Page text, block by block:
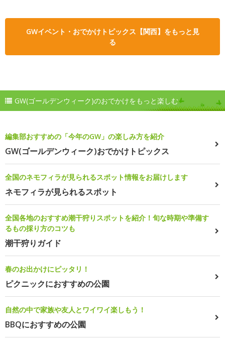
GWイベント・おでかけトピックス【関西】をもっと見
る
GW(ゴールデンウィーク)のおでかけをもっと楽しむ
編集部おすすめの「今年のGW」の楽しみ方を紹介
GW(ゴールデンウィーク)おでかけトピックス
全国のネモフィラが見られるスポット情報をお届けします
ネモフィラが見られるスポット
全国各地のおすすめ潮干狩りスポットを紹介！旬な時期や準備す
るもの採り方のコツも
潮干狩りガイド
春のお出かけにピッタリ！
ピクニックにおすすめの公園
自然の中で家族や友人とワイワイ楽しもう！
BBQにおすすめの公園